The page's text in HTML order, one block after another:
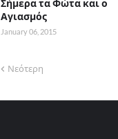
Σήμερα τα Φώτα και ο
Αγιασμός
January 06, 2015
Νεότερη